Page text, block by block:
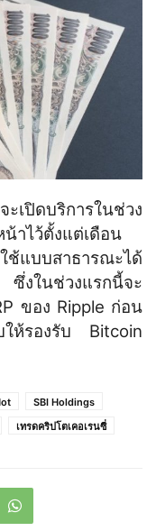
เปิดบริการในช่วง
น้าไว้ตั้งแต่เดือน
ช้แบบสาธารณะได้
งในช่วงแรกนี้จะ
ของ Ripple ก่อน
ให้รองรับ Bitcoin
SBI Holdings
เทรดคริปโตเคอเรนซี่